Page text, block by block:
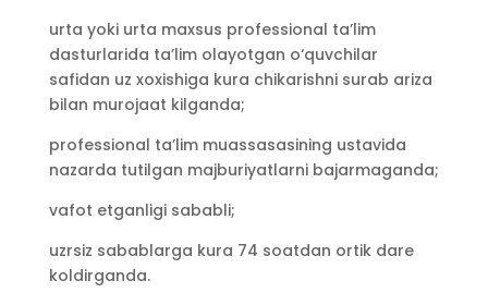
urta yoki urta maxsus professional ta’lim
dasturlarida ta’lim olayotgan o‘quvchilar
safidan uz xoxishiga kura chikarishni surab ariza
bilan murojaat kilganda;
professional ta’lim muassasasining ustavida
nazarda tutilgan majburiyatlarni bajarmaganda;
vafot etganligi sababli;
uzrsiz sabablarga kura 74 soatdan ortik dare
koldirganda.